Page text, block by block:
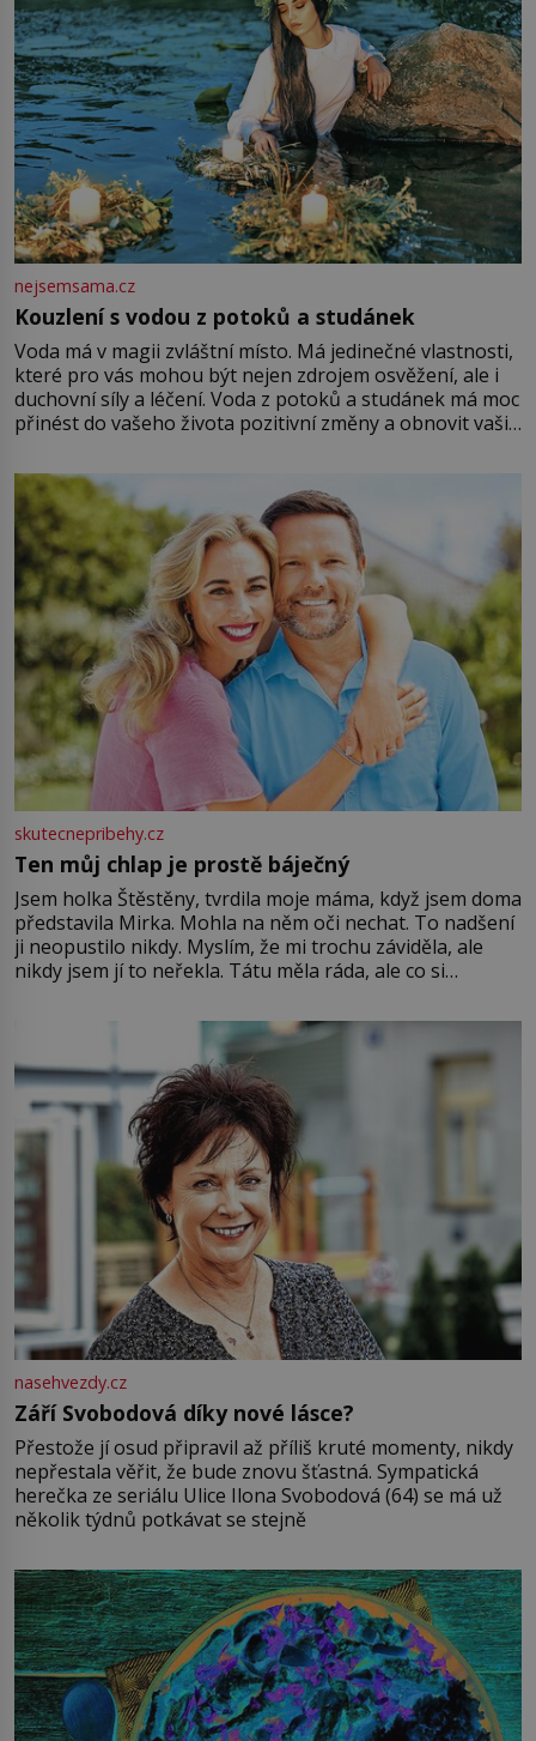
nejsemsama.cz
Kouzlení s vodou z potoků a studánek
Voda má v magii zvláštní místo. Má jedinečné vlastnosti,
které pro vás mohou být nejen zdrojem osvěžení, ale i
duchovní síly a léčení. Voda z potoků a studánek má moc
přinést do vašeho života pozitivní změny a obnovit vaši
můžete obohatit své rituály a přinést do svého života
větší harmonii a klid. Je důležité
skutecnepribehy.cz
Ten můj chlap je prostě báječný
Jsem holka Štěstěny, tvrdila moje máma, když jsem doma
představila Mirka. Mohla na něm oči nechat. To nadšení
ji neopustilo nikdy. Myslím, že mi trochu záviděla, ale
nikdy jsem jí to neřekla. Tátu měla ráda, ale co si
Jsme spolu moc rádi Tehdy byla jiná doba, když
nasehvezdy.cz
Září Svobodová díky nové lásce?
Přestože jí osud připravil až příliš kruté momenty, nikdy
nepřestala věřit, že bude znovu šťastná. Sympatická
herečka ze seriálu Ulice Ilona Svobodová (64) se má už
několik týdnů potkávat se stejně